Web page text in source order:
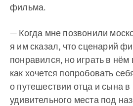
фильма.
— Когда мне позвонили
я им сказал, что сценарий
понравился, но играть в нём
как хочется попробовать
о путешествии отца и сына в
удивительного места под